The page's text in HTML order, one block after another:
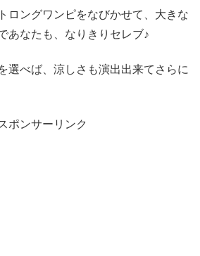
ロングワンピをなびかせて、大きな
なたも、なりきりセレブ♪
選べば、涼しさも演出出来てさらに
ポンサーリンク